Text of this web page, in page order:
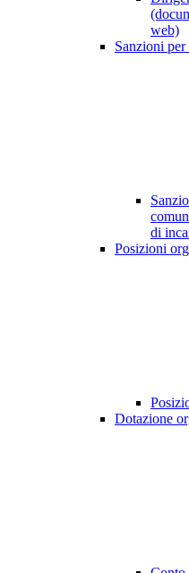
web)
Sanzioni
di
Posizioni
Dotazione